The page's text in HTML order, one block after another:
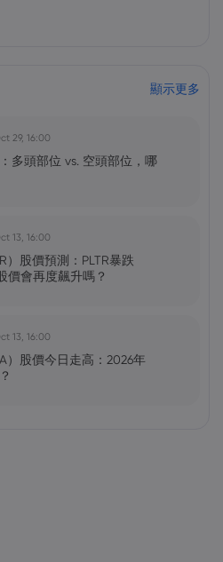
顯示更多
29, 16:00
多頭部位 vs. 空頭部位，哪
13, 16:00
）股價預測：PLTR暴跌
價會再度飆升嗎？
13, 16:00
）股價今日走高：2026年